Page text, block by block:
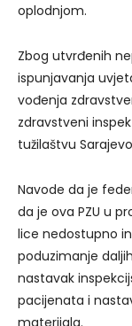
oplodnjom.
Zbog utvrđenih
ispunjavanja
vođenja
zdravstveni
tužilaštvu
Navode da je
da je ova PZU u
lice nedostupno
poduzimanje
nastavak
pacijenata i
materijala.